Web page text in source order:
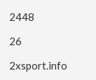
2448
26
2xsport.info